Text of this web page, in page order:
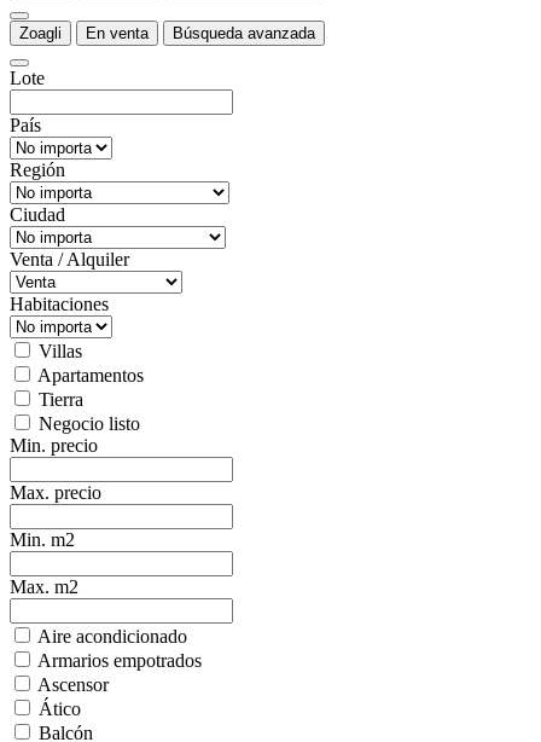
Zoagli En venta Búsqueda avanzada
Lote
País
Región
Ciudad
Venta / Alquiler
Habitaciones
Villas
Apartamentos
Tierra
Negocio listo
Min. precio
Max. precio
Min. m2
Max. m2
Aire acondicionado
Armarios empotrados
Ascensor
Ático
Balcón